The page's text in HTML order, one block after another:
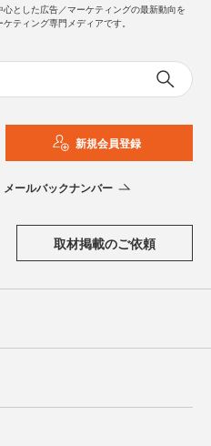
心とした広告／マーケティングの最新動向を
ティング専門メディアです。
新規会員登録
メールバックナンバー
取材掲載のご依頼